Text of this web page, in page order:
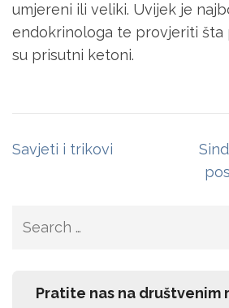
umjereni ili veliki. Uvijek je
endokrinologa te provjeriti šta
su prisutni ketoni.
Post
Savjeti i trikovi
Search
Pratite nas na društvenim